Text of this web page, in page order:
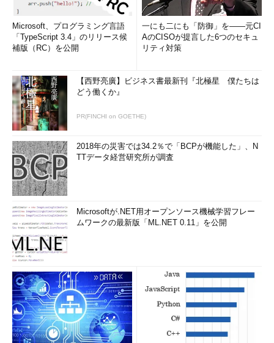
Microsoft、プログラミング言語
「TypeScript 3.4」のリリース候
補版（RC）を公開
一にも二にも「防御」を――元CI
AのCISOが提言した6つのセキュ
リティ対策
【西野亮廣】ビジネス書最新刊『北極星 僕たちは
どう働くか』
PR(FINCHI on GOETHE)
2018年の災害では34.2％で「BCPが機能した」、N
TTデータ経営研究所が調査
Microsoftが.NET用オープンソース機械学習フレー
ムワークの最新版「ML.NET 0.11」を公開